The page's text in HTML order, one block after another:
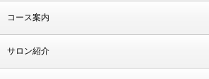
コース案内
サロン紹介